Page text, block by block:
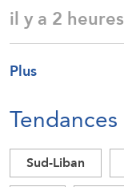
il y a 2 heures
Plus
Tendances
Sud-Liban